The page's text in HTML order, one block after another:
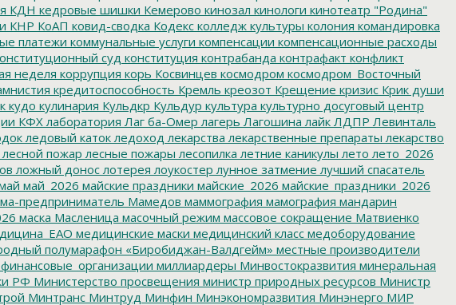
КДН кедровые шишки Кемерово кинозал кинологи кинотеатр "Родина"
КНР КоАП ковид-сводка Кодекс колледж культуры колония командировка
платежи коммунальные услуги компенсации компенсационные расходы
суд конституция контрабанда контрафакт конфликт
неделя коррупция корь Косвинцев космодром космодром_Восточный
кредитоспособность Кремль креозот Крещение кризис Крик души
кудо кулинария Кульдкр Кульдур культура культурно досуговый центр
КФХ лаборатория Лаг ба-Омер лагерь Лагошина лайк ЛДПР Левинталь
ледовый каток ледоход лекарства лекарственные препараты лекарство
лесной пожар лесные пожары лесопилка летние каникулы лето лето_2026
ложный донос лотерея лоукостер лунное затмение лучший спасатель
май_2026 майские праздники майские_2026 майские_праздники_2026
предприниматель Мамедов маммография мамография мандарин
маска Масленица масочный режим массовое сокращение Матвиенко
медицинские маски медицинский класс медоборудование
полумарафон «Биробиджан-Валдгейм» местные производители
миллиардеры Минвостокразвития минеральная
РФ Министерство просвещения министр природных ресурсов Министр
Минтранс Минтруд Минфин Минэкономразвития Минэнерго МИР